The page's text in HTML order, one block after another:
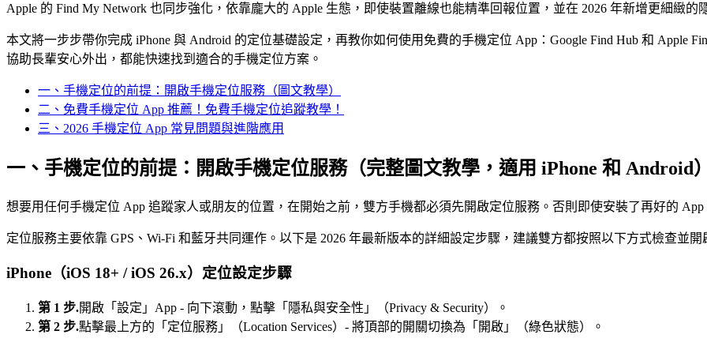
Apple 的 Find My Network 也同步強化，依靠龐大的 Apple 生態，即使裝置離線也能精準回報位置，並在 2026 年新增更細緻
本文將一步步帶你完成 iPhone 與 Android 的定位基礎設定，再教你如何使用免費的手機定位 App：Google Find Hub 和 Apple
協助長輩安心外出，都能快速找到適合的手機定位方案。
一、手機定位的前提：開啟手機定位服務（圖文教學）
二、免費手機定位 App 推薦！免費手機定位追蹤教學！
三、2026 手機定位 App 常見問題與進階應用
一、手機定位的前提：開啟手機定位服務（完整圖文教學，適用 iPhone 和 Android）
想要用任何手機定位 App 追蹤家人或朋友的位置，在開始之前，雙方手機都必須先開啟定位服務。否則即使安裝了再好的
定位服務主要依靠 GPS、Wi-Fi 和藍牙共同運作。以下是 2026 年最新版本的詳細設定步驟，建議雙方都按照以下方式檢查並開
iPhone（iOS 18+ / iOS 26.x）定位設定步驟
第 1 步.開啟「設定」App - 向下滾動，點擊「隱私與安全性」（Privacy & Security）。
第 2 步.點擊最上方的「定位服務」（Location Services）- 將頂部的開關切換為「開啟」（綠色狀態）。